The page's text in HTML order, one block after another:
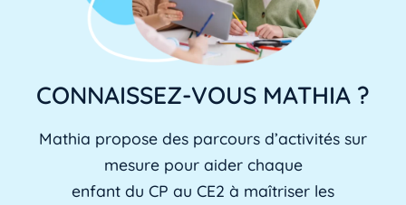
CONNAISSEZ-VOUS MATHIA ?
Mathia propose des parcours d’activités sur
mesure pour aider chaque
enfant du CP au CE2 à maîtriser les